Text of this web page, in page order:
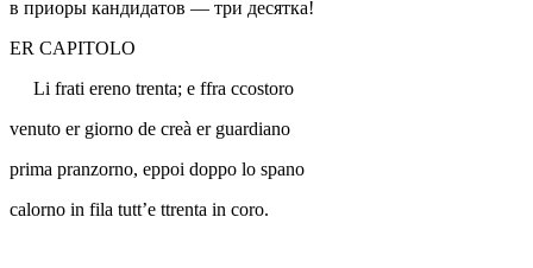
в приоры кандидатов — три десятка!
ER CAPITOLO
Li frati ereno trenta; e ffra ccostoro
venuto er giorno de creà er guardiano
prima pranzorno, eppoi doppo lo spano
calorno in fila tutt’e ttrenta in coro.